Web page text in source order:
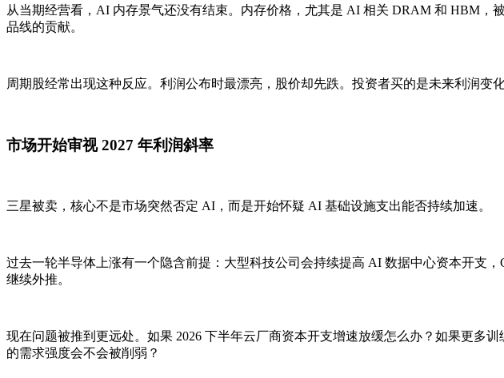
从当期经营看，AI 内存景气还没有结束。内存价格，尤其是 AI 相关 DRAM 和 HBM
品线的贡献。
周期股经常出现这种反应。利润公布时最漂亮，股价却先跌。投资者买的是未来利润变
市场开始审视 2027 年利润斜率
三星被卖，核心不是市场突然否定 AI，而是开始怀疑 AI 基础设施支出能否持续加速。
过去一轮半导体上涨有一个隐含前提：大型科技公司会持续提高 AI 数据中心资本开支
继续外推。
现在问题被推到更远处。如果 2026 下半年云厂商资本开支增速放缓怎么办？如果更多
的需求强度会不会被削弱？